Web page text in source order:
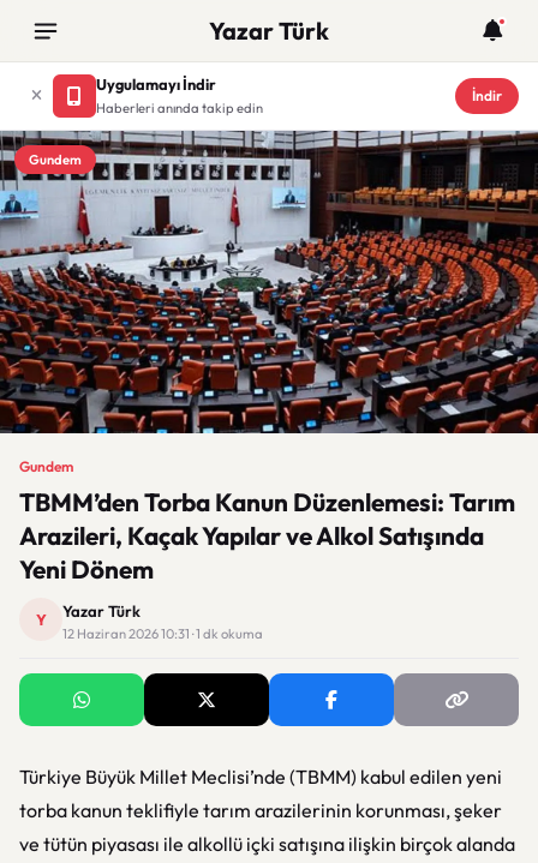
Yazar Türk
Uygulamayı İndir
Haberleri anında takip edin
İndir
Gundem
Gundem
TBMM’den Torba Kanun Düzenlemesi: Tarım
Arazileri, Kaçak Yapılar ve Alkol Satışında
Yeni Dönem
Y Yazar Türk
12 Haziran 2026 10:31 · 1 dk okuma
Türkiye Büyük Millet Meclisi’nde (TBMM) kabul edilen yeni
torba kanun teklifiyle tarım arazilerinin korunması, şeker
ve tütün piyasası ile alkollü içki satışına ilişkin birçok alanda